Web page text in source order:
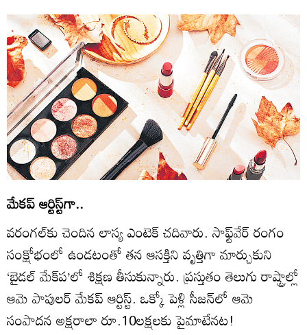
మేకప్‌ ఆర్టిస్ట్‌గా..
వరంగల్‌కు చెందిన లాస్య ఎంటెక్‌ చదివారు. సాఫ్ట్‌వేర్‌ రంగం
సంక్షోభంలో ఉండటంతో తన ఆసక్తిని వృత్తిగా మార్చుకుని
‘బైడల్‌ మేక్‌ప’లో శిక్షణ తీసుకున్నారు. ప్రస్తుతం తెలుగు రాష్ట్రాల్లో
ఆమె పాపులర్‌ మేకప్‌ ఆర్టిస్ట్‌. ఒక్కో పెళ్లి సీజన్‌లో ఆమె
సంపాదన అక్షరాలా రూ.10లక్షలకు పైమాటేనట!